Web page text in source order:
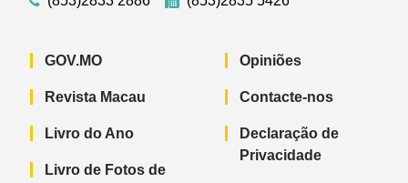
GOV.MO
Revista Macau
Livro do Ano
Livro de Fotos de
Opiniões
Contacte-nos
Declaração de
Privacidade